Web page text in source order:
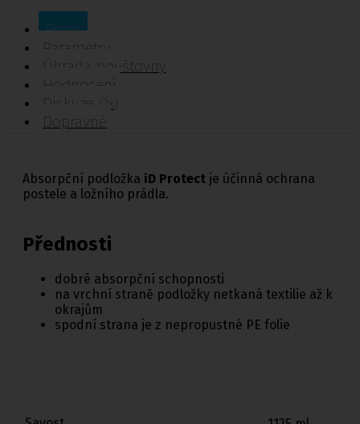
Popis
Parametry
Úhrada pojišťovny
Hodnocení
Diskuze
(2x)
Dopravné
Absorpční podložka iD Protect je účinná ochrana
postele a ložního prádla.
Přednosti
dobré absorpční schopnosti
na vrchní straně podložky netkaná textilie až k
okrajům
spodní strana je z nepropustné PE folie